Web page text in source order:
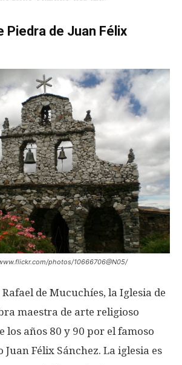
Piedra de Juan Félix
photos/10666706@N05/
de Mucuchíes, la Iglesia de
maestra de arte religioso
los años 80 y 90 por el famoso
Félix Sánchez. La iglesia es